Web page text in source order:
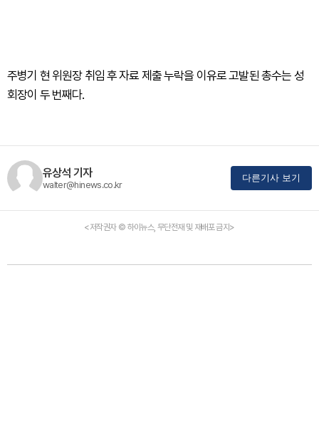
주병기 현 위원장 취임 후 자료 제출 누락을 이유로 고발된 총수는 성
회장이 두 번째다.
유상석 기자
walter@hinews.co.kr
다른기사 보기
<저작권자 © 하이뉴스, 무단전재 및 재배포 금지>